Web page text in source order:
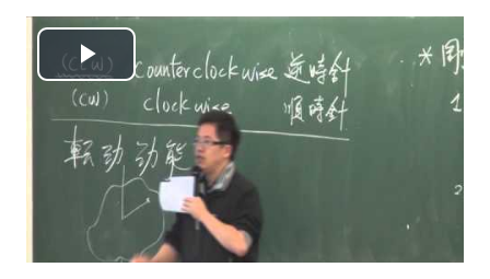
第七講 轉動 I
播
放
视
频